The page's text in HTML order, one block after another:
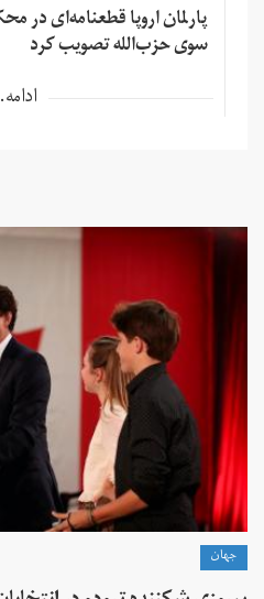
پارلمان اروپا قطعنامه‌ای در
سوی حزب‌الله تصویب کرد
جهان